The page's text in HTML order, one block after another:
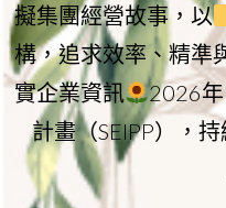
擬集團經營故事，以
構，追求效率、精準
實企業資訊
2026
計畫（SEIPP），